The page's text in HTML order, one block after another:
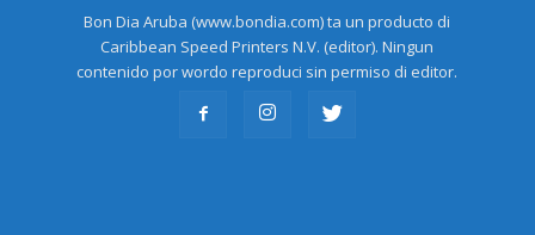
Bon Dia Aruba (www.bondia.com) ta un producto di
Caribbean Speed Printers N.V. (editor). Ningun
contenido por wordo reproduci sin permiso di editor.